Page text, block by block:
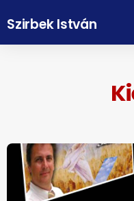
Szirbek István